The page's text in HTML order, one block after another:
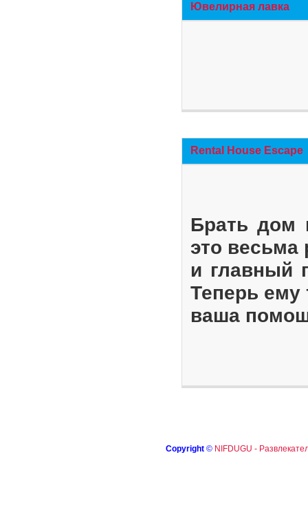
Ювелирная лавка
Rental House Escape
Брать дом
это весьма
и главный
Теперь ему
ваша
Copyright © NIFDUGU -